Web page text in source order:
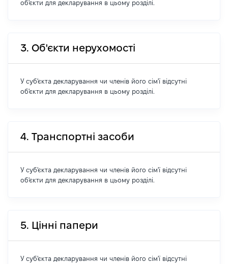
об'єкти для декларування в цьому розділі.
3. Об'єкти нерухомості
У суб'єкта декларування чи членів його сім'ї відсутні
об'єкти для декларування в цьому розділі.
4. Транспортні засоби
У суб'єкта декларування чи членів його сім'ї відсутні
об'єкти для декларування в цьому розділі.
5. Цінні папери
У суб'єкта декларування чи членів його сім'ї відсутні